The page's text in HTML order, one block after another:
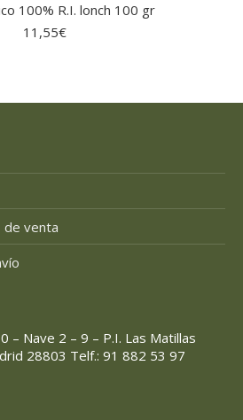
100% R.I. lonch 100 gr
11,55€
de venta
– Nave 2 – 9 – P.I. Las Matillas
28803 Telf.: 91 882 53 97